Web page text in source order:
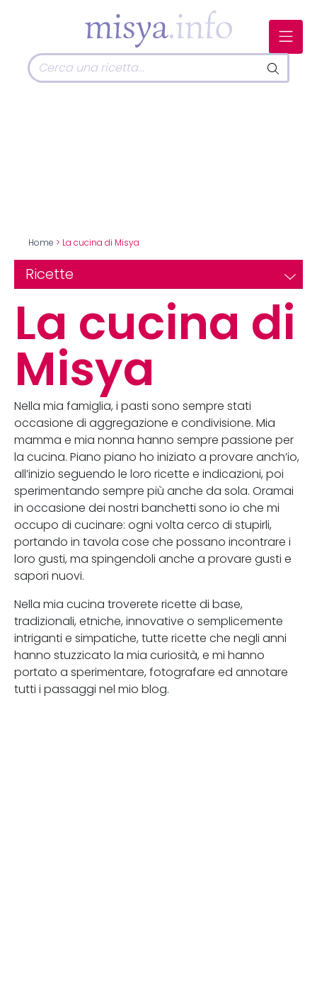
Home > La cucina di Misya
Ricette
La cucina di
Misya
Nella mia famiglia, i pasti sono sempre stati
occasione di aggregazione e condivisione. Mia
mamma e mia nonna hanno sempre passione per
la cucina. Piano piano ho iniziato a provare anch’io,
all’inizio seguendo le loro ricette e indicazioni, poi
sperimentando sempre più anche da sola. Oramai
in occasione dei nostri banchetti sono io che mi
occupo di cucinare: ogni volta cerco di stupirli,
portando in tavola cose che possano incontrare i
loro gusti, ma spingendoli anche a provare gusti e
sapori nuovi.
Nella mia cucina troverete ricette di base,
tradizionali, etniche, innovative o semplicemente
intriganti e simpatiche, tutte ricette che negli anni
hanno stuzzicato la mia curiosità, e mi hanno
portato a sperimentare, fotografare ed annotare
tutti i passaggi nel mio blog.